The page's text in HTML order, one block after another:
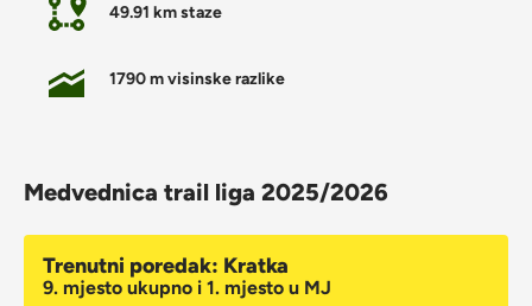
49.91 km staze
1790 m visinske razlike
Medvednica trail liga 2025/2026
Trenutni poredak: Kratka
9. mjesto ukupno i 1. mjesto u MJ